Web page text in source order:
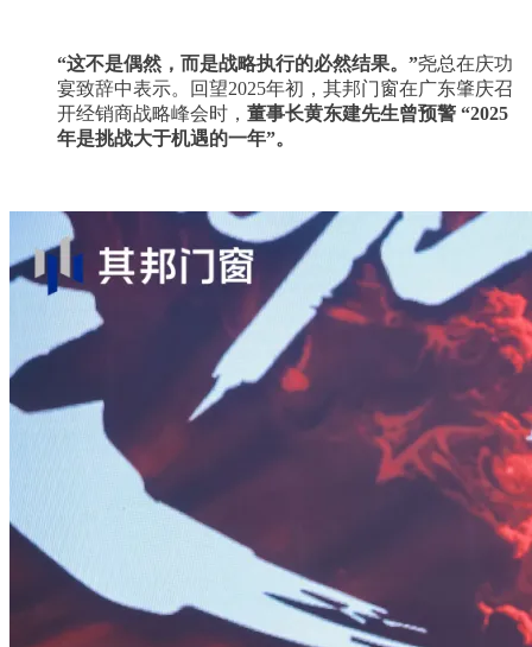
“这不是偶然，而是战略执行的必然结果。”尧总在庆功
宴致辞中表示。回望2025年初，其邦门窗在广东肇庆召
开经销商战略峰会时， 董事长黄东建先生曾预警 “2025
年是挑战大于机遇的一年”。